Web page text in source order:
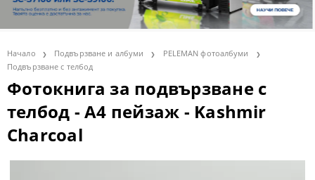
Начало Подвързване и албуми
PELEMAN фотоалбуми
Подвързване с телбод
Фотокнига за подвързване с
телбод - A4 пейзаж - Kashmir
Charcoal